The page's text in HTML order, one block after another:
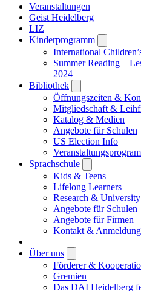
Veranstaltungen
Geist Heidelberg
LIZ
Kinderprogramm
submenu
International
Summer Reading –
2024
Bibliothek
submenu
Öffnungszeiten &
Mitgliedschaft &
Katalog & Medien
Angebote für Schulen
US Election Info
Sprachschule
submenu
Kids & Teens
Lifelong Learners
Research &
Angebote für Schulen
Angebote für Firmen
Kontakt & Anmeldung
|
Über uns
submenu
Förderer &
Gremien
Das DAI Heidelberg